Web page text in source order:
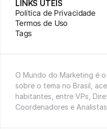
LINKS ÚTEIS
Política de Privacidade
Termos de Uso
Tags
O Mundo do Marketing é
sobre o tema no Brasil,
habitantes, entre VPs,
Coordenadores e